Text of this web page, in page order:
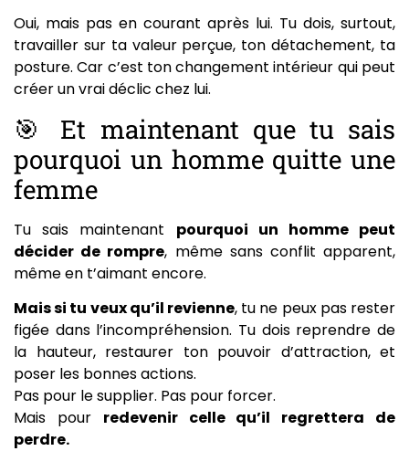
Oui, mais pas en courant après lui. Tu dois, surtout,
travailler sur ta valeur perçue, ton détachement, ta
posture. Car c’est ton changement intérieur qui peut
créer un vrai déclic chez lui.
🎯 Et maintenant que tu sais
pourquoi un homme quitte une
femme
Tu sais maintenant pourquoi un homme peut
décider de rompre, même sans conflit apparent,
même en t’aimant encore.
Mais si tu veux qu’il revienne, tu ne peux pas rester
figée dans l’incompréhension. Tu dois reprendre de
la hauteur, restaurer ton pouvoir d’attraction, et
poser les bonnes actions.
Pas pour le supplier. Pas pour forcer.
Mais pour redevenir celle qu’il regrettera de
perdre.